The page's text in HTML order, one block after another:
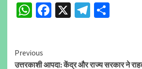
WhatsApp
Facebook
X
Continue
Previous
उत्तरकाशी आपदा: केंद्र और राज्य सरकार ने